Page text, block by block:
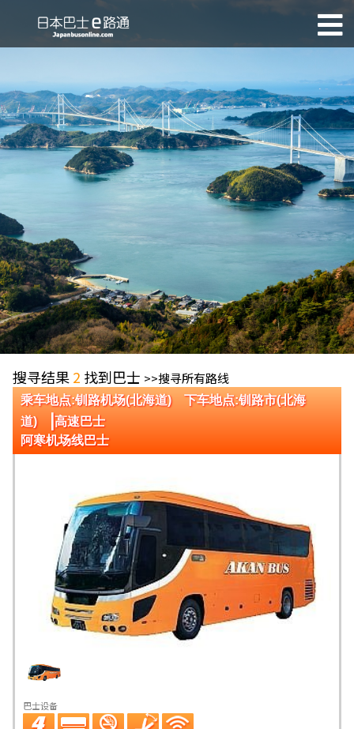
搜寻结果2 找到巴士 >>搜寻所有路线
乘车地点:钏路机场(北海道) 下车地点:钏路市(北海
道) |高速巴士
阿寒机场线巴士
巴士设备